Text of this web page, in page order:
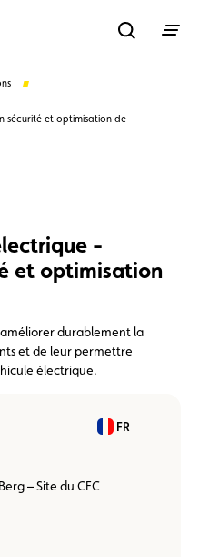
Rechercher
Contrat de vente
sécurité et optimisation de
-
et optimisation
durablement la
et de leur permettre
électrique.
FR
– Site du CFC